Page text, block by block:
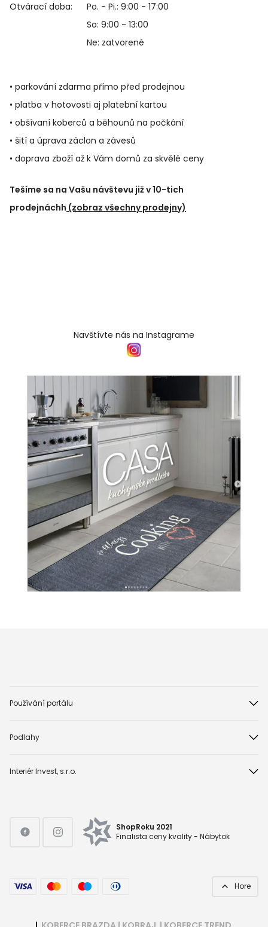
Otvárací doba:
Po. - Pi.: 9:00 - 17:00
So: 9:00 - 13:00
Ne: zatvorené
• parkování zdarma přímo před prodejnou
• platba v hotovosti aj platební kartou
• obšívaní koberců a běhounů na počkání
• šití a úprava záclon a závesů
• doprava zboží až k Vám domů za skvělé ceny
Tešíme sa na Vašu návštevu již v 10-tich
prodejnáchh (zobraz všechny prodejny)
Navštívte nás na Instagrame
Používání portálu
Podlahy
Interiér Invest, s.r.o.
ShopRoku 2021
Finalista ceny kvality - Nábytok
Hore